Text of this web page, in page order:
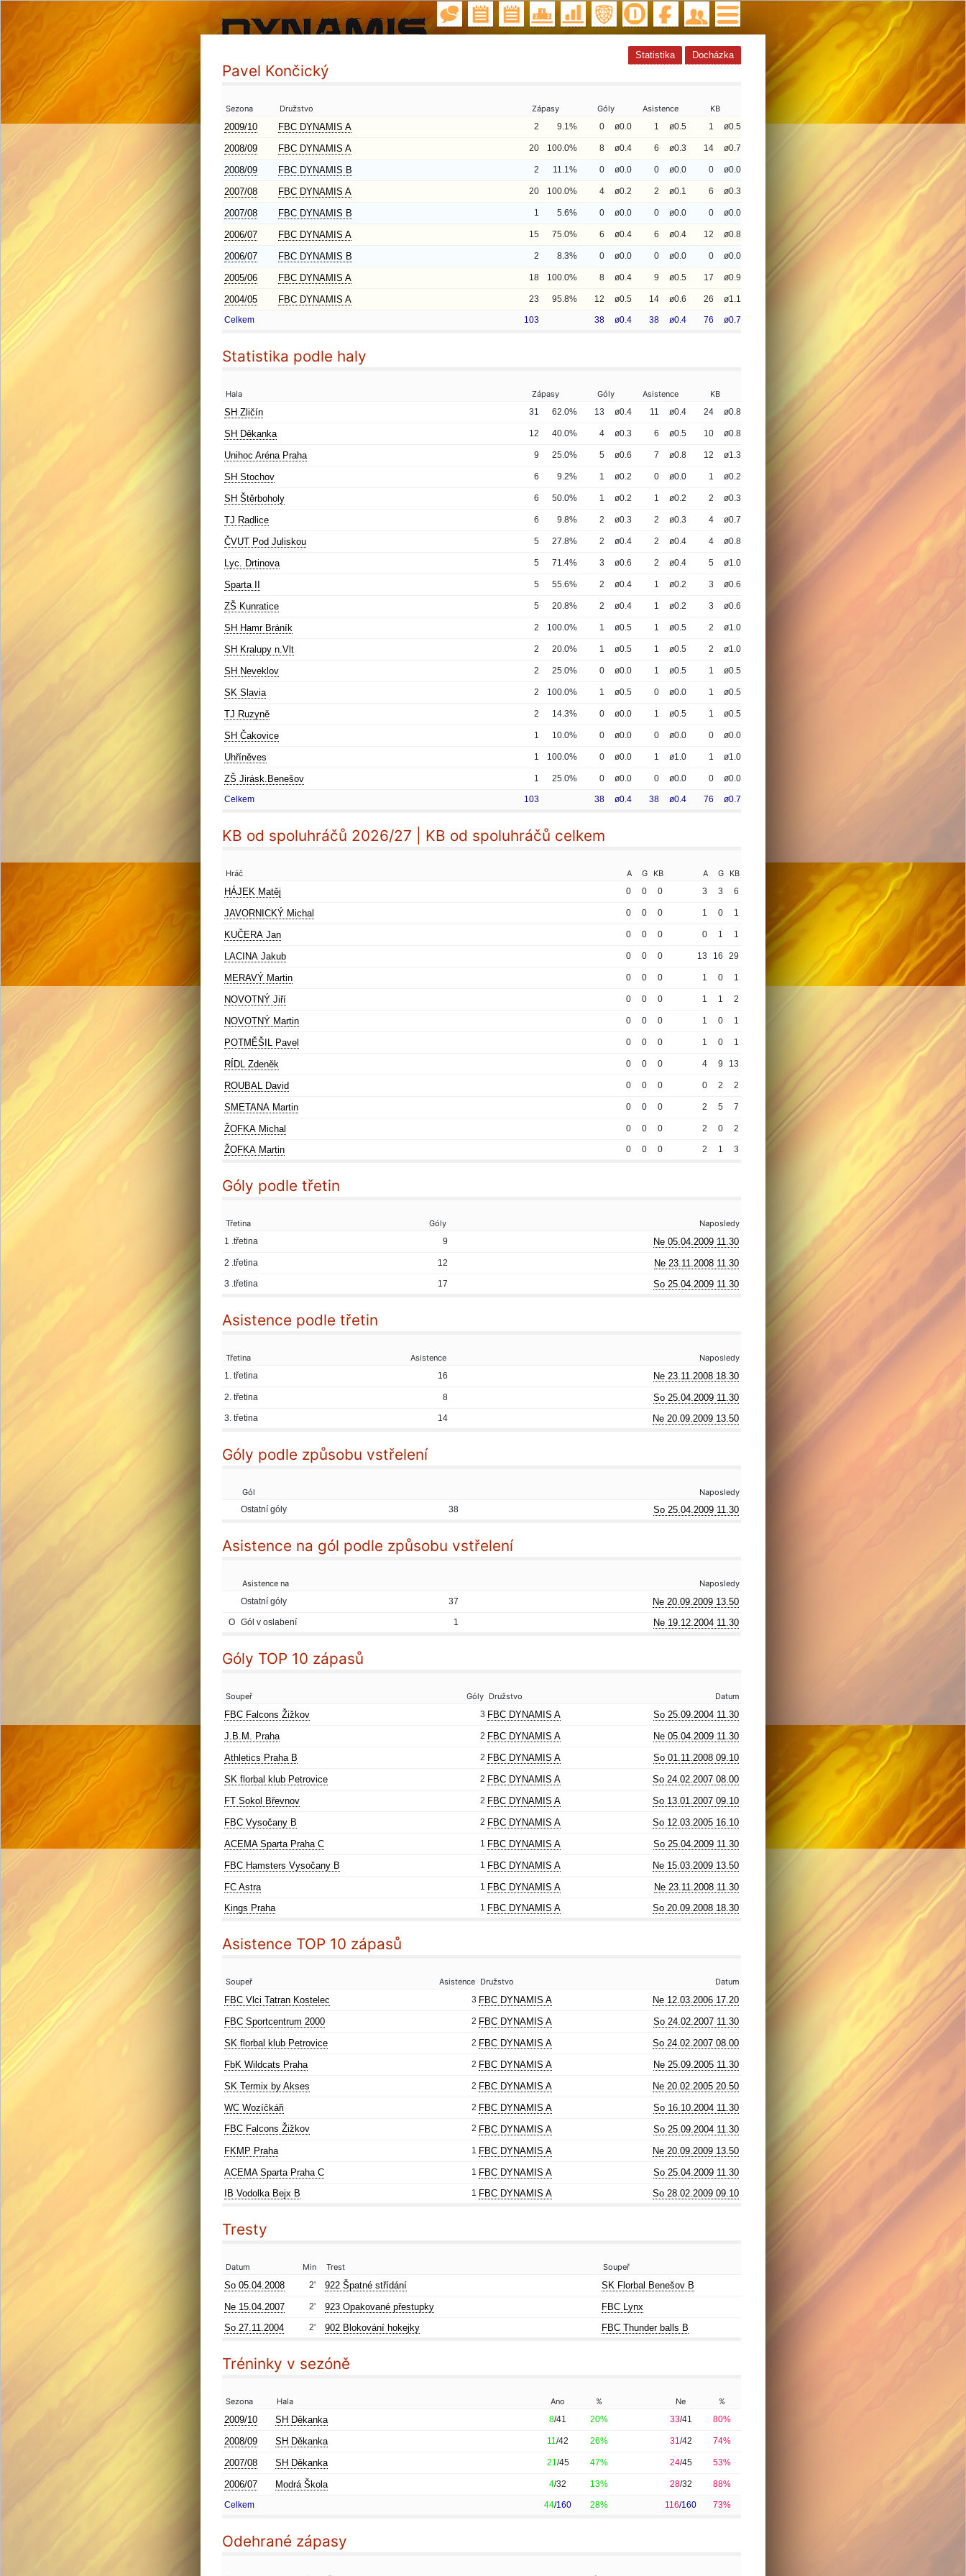
Statistika Docházka
Pavel Končický
Sezona Družstvo Zápasy Góly Asistence KB
2009/10 FBC DYNAMIS A 2 9.1% 0 ø0.0 1 ø0.5 1 ø0.5
2008/09 FBC DYNAMIS A 20 100.0% 8 ø0.4 6 ø0.3 14 ø0.7
2008/09 FBC DYNAMIS B 2 11.1% 0 ø0.0 0 ø0.0 0 ø0.0
2007/08 FBC DYNAMIS A 20 100.0% 4 ø0.2 2 ø0.1 6 ø0.3
2007/08 FBC DYNAMIS B 1 5.6% 0 ø0.0 0 ø0.0 0 ø0.0
2006/07 FBC DYNAMIS A 15 75.0% 6 ø0.4 6 ø0.4 12 ø0.8
2006/07 FBC DYNAMIS B 2 8.3% 0 ø0.0 0 ø0.0 0 ø0.0
2005/06 FBC DYNAMIS A 18 100.0% 8 ø0.4 9 ø0.5 17 ø0.9
2004/05 FBC DYNAMIS A 23 95.8% 12 ø0.5 14 ø0.6 26 ø1.1
Celkem 103 38 ø0.4 38 ø0.4 76 ø0.7
Statistika podle haly
Hala Zápasy Góly Asistence KB
SH Zličín 31 62.0% 13 ø0.4 11 ø0.4 24 ø0.8
SH Děkanka 12 40.0% 4 ø0.3 6 ø0.5 10 ø0.8
Unihoc Aréna Praha 9 25.0% 5 ø0.6 7 ø0.8 12 ø1.3
SH Stochov 6 9.2% 1 ø0.2 0 ø0.0 1 ø0.2
SH Štěrboholy 6 50.0% 1 ø0.2 1 ø0.2 2 ø0.3
TJ Radlice 6 9.8% 2 ø0.3 2 ø0.3 4 ø0.7
ČVUT Pod Juliskou 5 27.8% 2 ø0.4 2 ø0.4 4 ø0.8
Lyc. Drtinova 5 71.4% 3 ø0.6 2 ø0.4 5 ø1.0
Sparta II 5 55.6% 2 ø0.4 1 ø0.2 3 ø0.6
ZŠ Kunratice 5 20.8% 2 ø0.4 1 ø0.2 3 ø0.6
SH Hamr Bráník 2 100.0% 1 ø0.5 1 ø0.5 2 ø1.0
SH Kralupy n.Vlt 2 20.0% 1 ø0.5 1 ø0.5 2 ø1.0
SH Neveklov 2 25.0% 0 ø0.0 1 ø0.5 1 ø0.5
SK Slavia 2 100.0% 1 ø0.5 0 ø0.0 1 ø0.5
TJ Ruzyně 2 14.3% 0 ø0.0 1 ø0.5 1 ø0.5
SH Čakovice 1 10.0% 0 ø0.0 0 ø0.0 0 ø0.0
Uhříněves 1 100.0% 0 ø0.0 1 ø1.0 1 ø1.0
ZŠ Jirásk.Benešov 1 25.0% 0 ø0.0 0 ø0.0 0 ø0.0
Celkem 103 38 ø0.4 38 ø0.4 76 ø0.7
KB od spoluhráčů 2026/27 | KB od spoluhráčů celkem
Hráč A G KB A G KB
HÁJEK Matěj 0 0 0 3 3 6
JAVORNICKÝ Michal 0 0 0 1 0 1
KUČERA Jan 0 0 0 0 1 1
LACINA Jakub 0 0 0 13 16 29
MERAVÝ Martin 0 0 0 1 0 1
NOVOTNÝ Jiří 0 0 0 1 1 2
NOVOTNÝ Martin 0 0 0 1 0 1
POTMĚŠIL Pavel 0 0 0 1 0 1
RÍDL Zdeněk 0 0 0 4 9 13
ROUBAL David 0 0 0 0 2 2
SMETANA Martin 0 0 0 2 5 7
ŽOFKA Michal 0 0 0 2 0 2
ŽOFKA Martin 0 0 0 2 1 3
Góly podle třetin
Třetina Góly
Naposledy
1 .třetina
9 Ne 05.04.2009 11.30
2 .třetina 12 Ne 23.11.2008 11.30
3 .třetina 17 So 25.04.2009 11.30
Asistence podle třetin
Třetina Asistence
Naposledy
1. třetina
16 Ne 23.11.2008 18.30
2. třetina 8 So 25.04.2009 11.30
3. třetina 14 Ne 20.09.2009 13.50
Góly podle způsobu vstřelení
Gól
Naposledy
Ostatní góly
38 So 25.04.2009 11.30
Asistence na gól podle způsobu vstřelení
Asistence na
Naposledy
Ostatní góly
37 Ne 20.09.2009 13.50
O Gól v oslabení 1 Ne 19.12.2004 11.30
Góly TOP 10 zápasů
Soupeř Góly Družstvo Datum
FBC Falcons Žižkov 3 FBC DYNAMIS A
So 25.09.2004 11.30
J.B.M. Praha
2 FBC DYNAMIS A
Ne 05.04.2009 11.30
Athletics Praha B
2 FBC DYNAMIS A
So 01.11.2008 09.10
SK florbal klub Petrovice
2 FBC DYNAMIS A
So 24.02.2007 08.00
FT Sokol Břevnov
2 FBC DYNAMIS A
So 13.01.2007 09.10
FBC Vysočany B
2 FBC DYNAMIS A
So 12.03.2005 16.10
ACEMA Sparta Praha C
1 FBC DYNAMIS A
So 25.04.2009 11.30
FBC Hamsters Vysočany B
1 FBC DYNAMIS A
Ne 15.03.2009 13.50
FC Astra
1 FBC DYNAMIS A
Ne 23.11.2008 11.30
Kings Praha
1 FBC DYNAMIS A So 20.09.2008 18.30
Asistence TOP 10 zápasů
Soupeř Asistence Družstvo Datum
FBC Vlci Tatran Kostelec 3 FBC DYNAMIS A
Ne 12.03.2006 17.20
FBC Sportcentrum 2000
2 FBC DYNAMIS A
So 24.02.2007 11.30
SK florbal klub Petrovice
2 FBC DYNAMIS A
So 24.02.2007 08.00
FbK Wildcats Praha
2 FBC DYNAMIS A
Ne 25.09.2005 11.30
SK Termix by Akses
2 FBC DYNAMIS A
Ne 20.02.2005 20.50
WC Wozíčkáři
2 FBC DYNAMIS A
So 16.10.2004 11.30
FBC Falcons Žižkov
2 FBC DYNAMIS A
So 25.09.2004 11.30
FKMP Praha
1 FBC DYNAMIS A
Ne 20.09.2009 13.50
ACEMA Sparta Praha C
1 FBC DYNAMIS A
So 25.04.2009 11.30
IB Vodolka Bejx B
1 FBC DYNAMIS A So 28.02.2009 09.10
Tresty
Datum Min Trest Soupeř
So 05.04.2008 2' 922 Špatné střídání
SK Florbal Benešov B
Ne 15.04.2007
2' 923 Opakované přestupky
FBC Lynx
So 27.11.2004
2' 902 Blokování hokejky FBC Thunder balls B
Tréninky v sezóně
Sezona Hala Ano % Ne %
2009/10 SH Děkanka 8/41 20% 33/41 80%
2008/09 SH Děkanka 11/42 26% 31/42 74%
2007/08 SH Děkanka 21/45 47% 24/45 53%
2006/07 Modrá Škola 4/32 13% 28/32 88%
Celkem 44/160 28% 116/160 73%
Odehrané zápasy